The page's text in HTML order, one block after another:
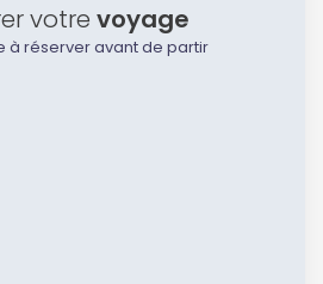
votre voyage
à réserver avant de partir